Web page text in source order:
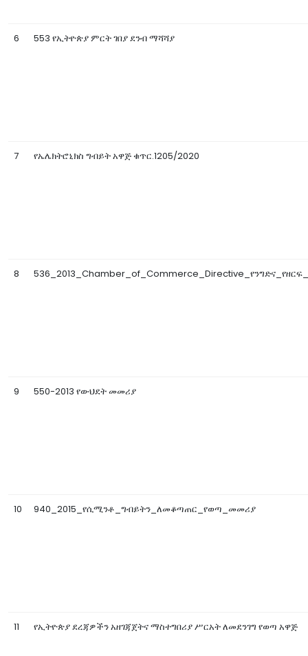
6 553 የኢትዮጵያ ምርት ገበያ ደንብ ማሻሻያ
7 የኤሌክትሮኒክስ ግብይት አዋጅ ቁጥር.1205/2020
8
9 550-2013 የውህደት መመሪያ
10 940_2015_የሲሚንቶ_ግብይትን_ለመቆጣጠር_የወጣ_መመሪያ
11 የኢትዮጵያ ደረጃዎችን አዘገጃጀትና ማስተግበሪያ ሥርአት ለመደንገግ የወጣ አዋጅ